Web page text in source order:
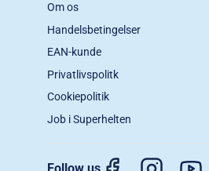
Om os
Handelsbetingelser
EAN-kunde
Privatlivspolitk
Cookiepolitik
Job i Superhelten